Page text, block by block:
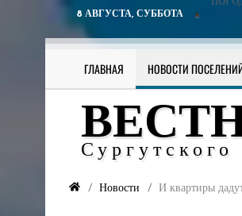
8 АВГУСТА, СУББОТА
ГЛАВНАЯ НОВОСТИ
Сургутского
Новости И квартиры